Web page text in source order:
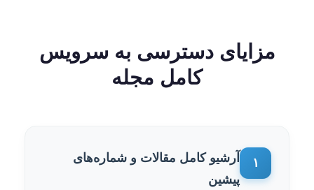
مزایای دسترسی به سرویس
کامل مجله
۱
آرشیو کامل مقالات و شماره‌های
پیشین